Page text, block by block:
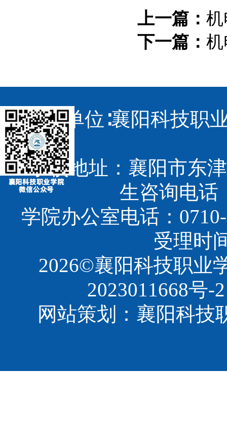
上一篇：
下一篇：
主办单位∶襄阳科技
学校地址：襄阳市东
生咨询电话
学院办公室电话：
受理时
2026©襄阳科技职
2023011668号-2
网站策划：襄阳科